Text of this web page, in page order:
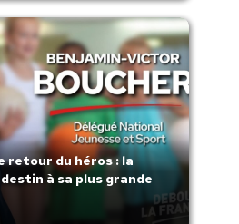
retour du héros : la
à sa plus grande